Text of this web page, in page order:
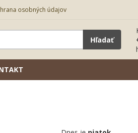
osobných údajov
Hľadať